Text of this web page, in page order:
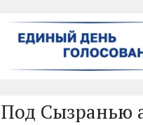
Под Сызранью